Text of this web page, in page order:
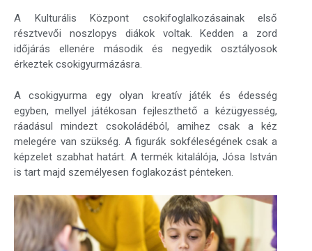
A Kulturális Központ csokifoglalkozásainak első
résztvevői noszlopys diákok voltak. Kedden a zord
időjárás ellenére második és negyedik osztályosok
érkeztek csokigyurmázásra.
A csokigyurma egy olyan kreatív játék és édesség
egyben, mellyel játékosan fejleszthető a kézügyesség,
ráadásul mindezt csokoládéból, amihez csak a kéz
melegére van szükség. A figurák sokféleségének csak a
képzelet szabhat határt. A termék kitalálója, Jósa István
is tart majd személyesen foglakozást pénteken.